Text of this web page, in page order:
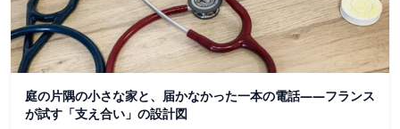
庭の片隅の小さな家と、届かなかった一本の電話——フランス
が試す「支え合い」の設計図